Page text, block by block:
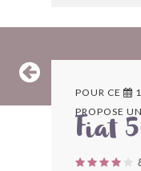
LES
POUR CE
PROPOSE
Fiat